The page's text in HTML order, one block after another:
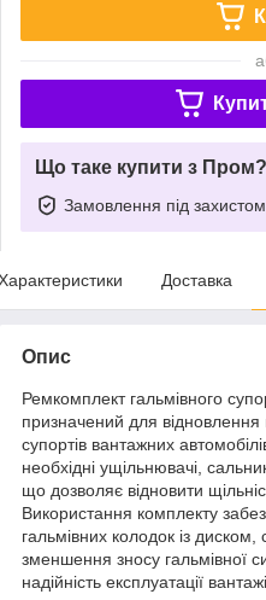
Що таке купити з Пром?
Замовлення під захистом
Доставка
Опис
Ремкомплект гальмівного
призначений для відновлення
супортів вантажних
необхідні ущільнювачі,
що дозволяє відновити
Використання комплекту
гальмівних колодок із
зменшення зносу гальмівної
надійність експлуатації